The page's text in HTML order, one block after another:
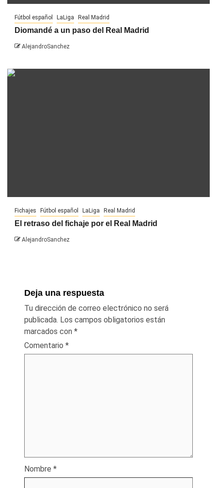
Fútbol español LaLiga Real Madrid
Diomandé a un paso del Real Madrid
AlejandroSanchez
Fichajes Fútbol español LaLiga Real Madrid
El retraso del fichaje por el Real Madrid
AlejandroSanchez
Deja una respuesta
Tu dirección de correo electrónico no será
publicada. Los campos obligatorios están
marcados con *
Comentario *
Nombre *